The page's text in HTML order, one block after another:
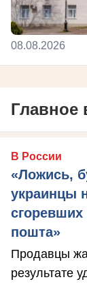
08.08.2026
Главное
В России
«Ложись,
украинцы
сгоревших
пошта»
Продавцы
результате